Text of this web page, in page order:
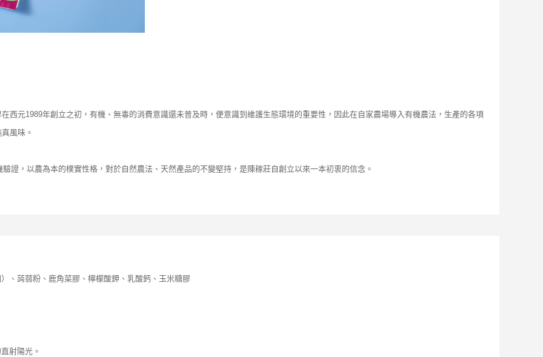
西元1989年創立之初，有機、無毒的消費意識還未普及時，便意識到維護生態環境的重要性，因此在自家農場導入有機農法，生產的各項
風味。
證，以農為本的樸實性格，對於自然農法、天然產品的不變堅持，是陳稼莊自創立以來一本初衷的信念。
、蒟蒻粉、鹿角菜膠、檸檬酸鉀、乳酸鈣、玉米糖膠
射陽光。